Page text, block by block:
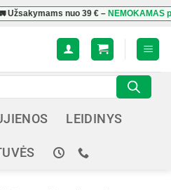
nuo39 €– NEMOKAMAS
LEIDINYS